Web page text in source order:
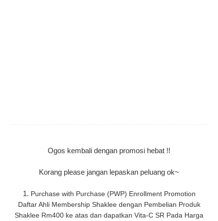
Ogos kembali dengan promosi hebat !!
Korang please jangan lepaskan peluang ok~
1. Purchase with Purchase (PWP) Enrollment Promotion
Daftar Ahli Membership Shaklee dengan Pembelian Produk
Shaklee Rm400 ke atas dan dapatkan Vita-C SR Pada Harga